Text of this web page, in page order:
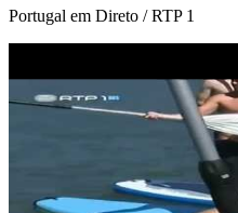
Portugal em Direto / RTP 1